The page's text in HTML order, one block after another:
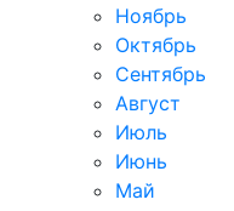
Ноябрь
Октябрь
Сентябрь
Август
Июль
Июнь
Май